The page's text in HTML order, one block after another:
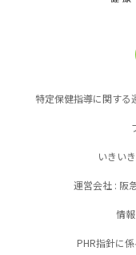
特定保健指導に関する
いきい
運営会社 : 阪
情
PHR指針に